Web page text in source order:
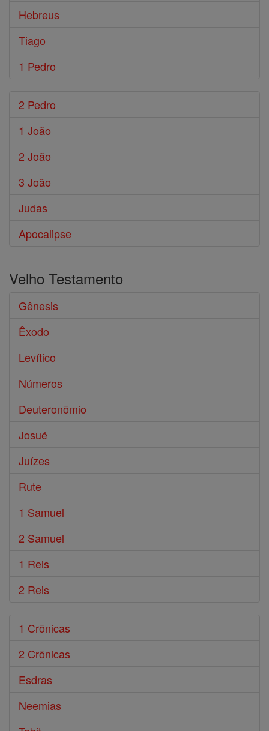
Hebreus
Tiago
1 Pedro
2 Pedro
1 João
2 João
3 João
Judas
Apocalipse
Velho Testamento
Gênesis
Êxodo
Levítico
Números
Deuteronômio
Josué
Juízes
Rute
1 Samuel
2 Samuel
1 Reis
2 Reis
1 Crônicas
2 Crônicas
Esdras
Neemias